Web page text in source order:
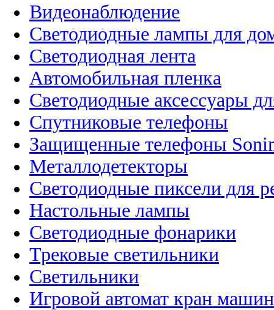
Видеонаблюдение
Светодиодные лампы для
Светодиодная лента
Автомобильная пленка
Светодиодные аксессуары
Спутниковые телефоны
Защищенные телефоны
Металлодетекторы
Светодиодные пиксели для
Настольные лампы
Светодиодные фонарики
Трековые светильники
Светильники
Игровой автомат кран